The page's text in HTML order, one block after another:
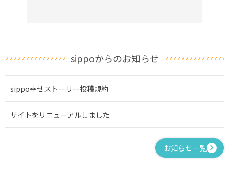
sippoからのお知らせ
sippo幸せストーリー投稿規約
サイトをリニューアルしました
お知らせ一覧